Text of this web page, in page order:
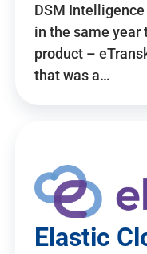
DSM
in the same
product –
that was a…
Elastic